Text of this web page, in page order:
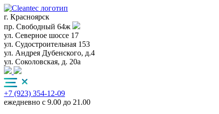
г. Красноярск
пр. Свободный 64ж
ул. Северное шоссе 17
ул. Судостроительная 153
ул. Андрея Дубенского, д.4
ул. Соколовская, д. 20а
+7 (923) 354-12-09
ежедневно с 9.00 до 21.00